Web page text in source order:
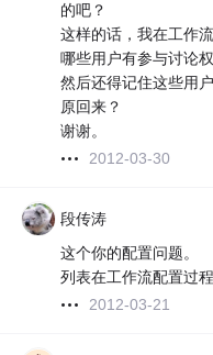
的吧？
这样的话，我在工作
哪些用户有参与讨论
然后还得记住这些用
原回来？
谢谢。
2012-03-30
段传涛
这个你的配置问题。
列表在工作流配置过
2012-03-21